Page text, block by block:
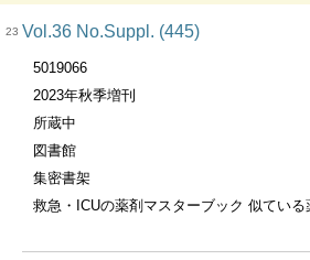
23 Vol.36 No.Suppl. (445)
5019066
2023年秋季増刊
所蔵中
図書館
集密書架
救急・ICUの薬剤マスターブック 似てい